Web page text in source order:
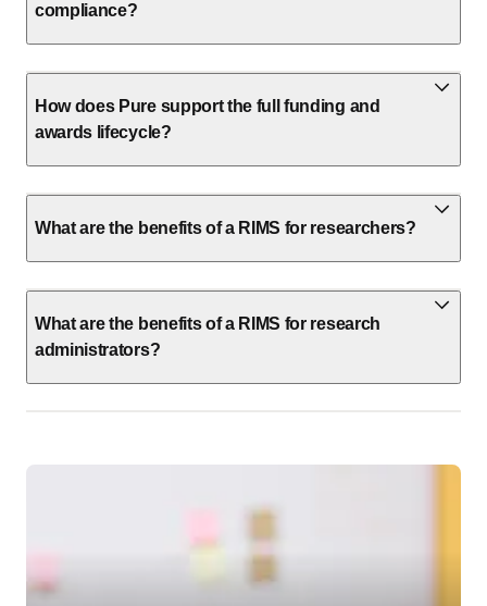
compliance?
How does Pure support the full funding and
awards lifecycle?
What are the benefits of a RIMS for researchers?
What are the benefits of a RIMS for research
administrators?